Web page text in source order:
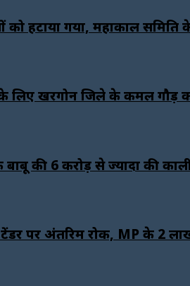
को हटाया गया, महाकाल
के लिए खरगोन जिले के कमल गौड़
की 6 करोड़ से ज्यादा की
पर अंतरिम रोक, MP के 2